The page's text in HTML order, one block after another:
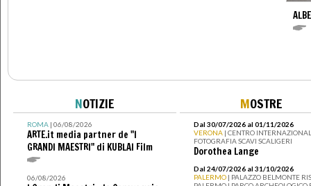
NOTIZIE
ROMA| 06/08/2026
ARTE.it media partner de "I
GRANDI MAESTRI" di KUBLAI Film
06/08/2026
MOSTRE
Dal 30/07/2026 al 01/11/2026
VERONA | CENTRO
FOTOGRAFIA SCAVI SCALIGERI
Dorothea Lange
Dal 24/07/2026 al 31/10/2026
PALERMO | PALAZZO BELMONTE